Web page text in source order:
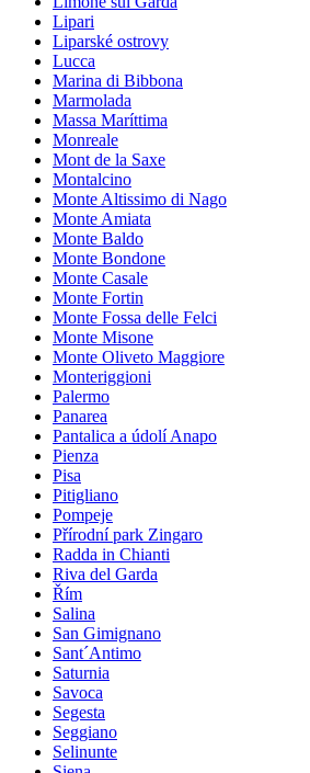
Lipari
Liparské ostrovy
Lucca
Marina di Bibbona
Marmolada
Massa Maríttima
Monreale
Mont de la Saxe
Montalcino
Monte Altissimo di Nago
Monte Amiata
Monte Baldo
Monte Bondone
Monte Casale
Monte Fortin
Monte Fossa delle Felci
Monte Misone
Monte Oliveto Maggiore
Monteriggioni
Palermo
Panarea
Pantalica a údolí Anapo
Pienza
Pisa
Pitigliano
Pompeje
Přírodní park Zingaro
Radda in Chianti
Riva del Garda
Řím
Salina
San Gimignano
Sant´Antimo
Saturnia
Savoca
Segesta
Seggiano
Selinunte